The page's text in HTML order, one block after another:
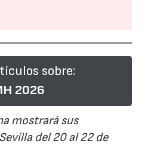
sobre:
2026
mostrará sus
del 20 al 22 de